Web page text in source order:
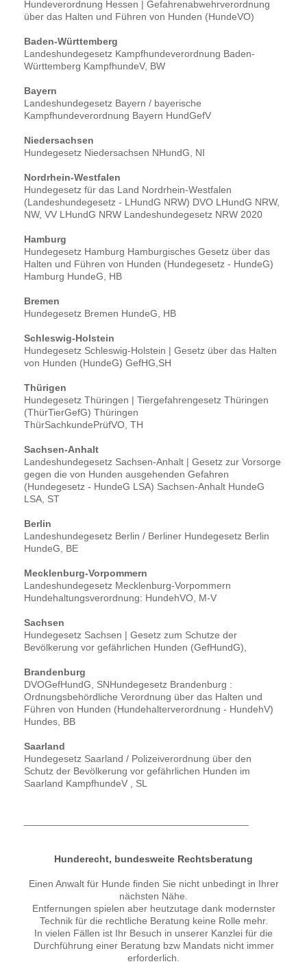
Hundeverordnung Hessen | Gefahrenabwehrverordnung
über das Halten und Führen von Hunden (HundeVO)
Baden-Württemberg
Landeshundegesetz Kampfhundeverordnung Baden-
Württemberg KampfhundeV, BW
Bayern
Landeshundegesetz Bayern / bayerische
Kampfhundeverordnung Bayern HundGefV
Niedersachsen
Hundegesetz Niedersachsen NHundG, NI
Nordrhein-Westfalen
Hundegesetz für das Land Nordrhein-Westfalen
(Landeshundegesetz - LHundG NRW) DVO LHundG NRW,
NW, VV LHundG NRW Landeshundegesetz NRW 2020
Hamburg
Hundegesetz Hamburg Hamburgisches Gesetz über das
Halten und Führen von Hunden (Hundegesetz - HundeG)
Hamburg HundeG, HB
Bremen
Hundegesetz Bremen HundeG, HB
Schleswig-Holstein
Hundegesetz Schleswig-Holstein | Gesetz über das Halten
von Hunden (HundeG) GefHG,SH
Thürigen
Hundegesetz Thüringen | Tiergefahrengesetz Thüringen
(ThürTierGefG) Thüringen
ThürSachkundePrüfVO, TH
Sachsen-Anhalt
Landeshundegesetz Sachsen-Anhalt | Gesetz zur Vorsorge
gegen die von Hunden ausgehenden Gefahren
(Hundegesetz - HundeG LSA) Sachsen-Anhalt HundeG
LSA, ST
Berlin
Landeshundegesetz Berlin / Berliner Hundegesetz Berlin
HundeG, BE
Mecklenburg-Vorpommern
Landeshundegesetz Mecklenburg-Vorpommern
Hundehaltungsverordnung: HundehVO, M-V
Sachsen
Hundegesetz Sachsen | Gesetz zum Schutze der
Bevölkerung vor gefährlichen Hunden (GefHundG),
Brandenburg
DVOGefHundG, SNHundegesetz Brandenburg :
Ordnungsbehördliche Verordnung über das Halten und
Führen von Hunden (Hundehalterverordnung - HundehV)
Hundes, BB
Saarland
Hundegesetz Saarland / Polizeiverordnung über den
Schutz der Bevölkerung vor gefährlichen Hunden im
Saarland KampfhundeV , SL
Hunderecht, bundesweite Rechtsberatung
Einen Anwalt für Hunde finden Sie nicht unbedingt in Ihrer
nächsten Nähe.
Entfernungen spielen aber heutzutage dank modernster
Technik für die rechtliche Beratung keine Rolle mehr.
In vielen Fällen ist Ihr Besuch in unserer Kanzlei für die
Durchführung einer Beratung bzw Mandats nicht immer
erforderlich.